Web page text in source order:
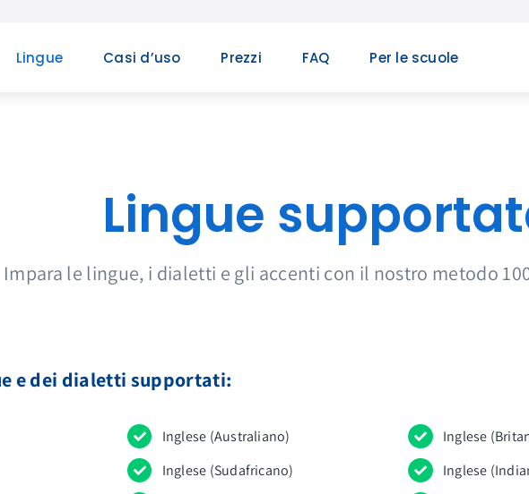
Lingue Casi d’uso Prezzi FAQ Per le scuole
Lingue
Impara le lingue, i dialetti e gli accenti con il nostro metodo
e dei dialetti supportati:
Inglese (Australiano)
Inglese (Sudafricano)
Inglese
Inglese